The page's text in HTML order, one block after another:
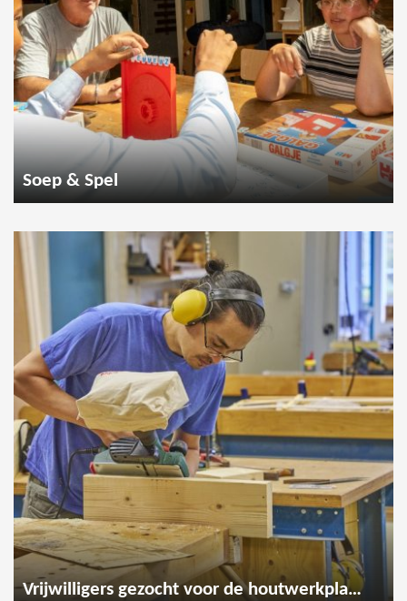
Soep & Spel
Vrijwilligers gezocht voor de houtwerkplaats